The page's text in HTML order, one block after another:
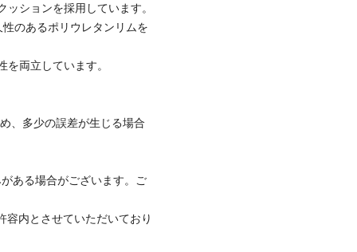
ションを採用しています。
のあるポリウレタンリムを
両立しています。
、多少の誤差が生じる場合
ある場合がございます。ご
内とさせていただいており